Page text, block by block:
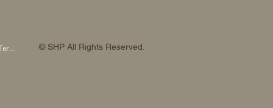
SHP OTOWA FAB STUDIO Membership Terms and Conditions © SHP All Rights Reserved.